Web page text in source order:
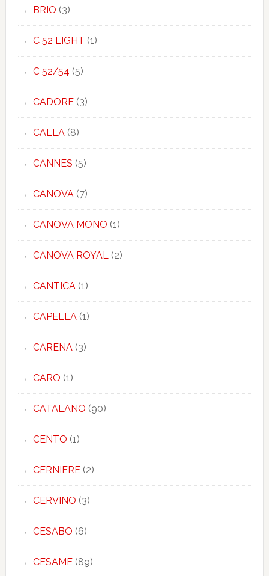
BRIO (3)
C 52 LIGHT (1)
C 52/54 (5)
CADORE(3)
CALLA(8)
CANNES (5)
CANOVA(7)
CANOVA MONO (1)
CANOVA ROYAL(2)
CANTICA(1)
CAPELLA(1)
CARENA(3)
CARO (1)
CATALANO (90)
CENTO (1)
CERNIERE(2)
CERVINO (3)
CESABO (6)
CESAME(89)